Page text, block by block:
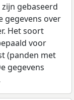
gebaseerd
gegevens over
Het soort
voor
(panden met
gegevens